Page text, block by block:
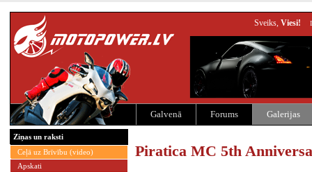
Sveiks, Viesi!
Galvenā Forums Galerijas
Ziņas un raksti
Ceļā uz Brīvību (video)
Apskati
Piratica MC 5th